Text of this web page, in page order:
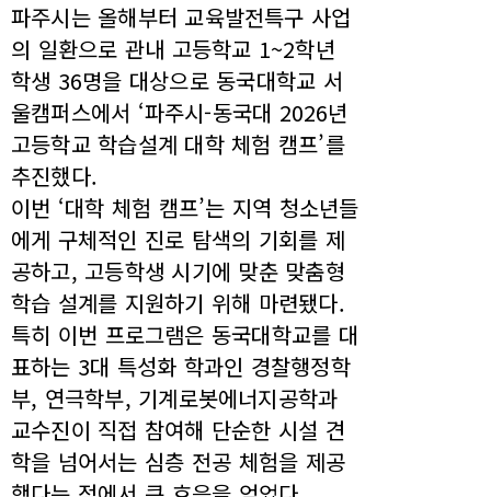
파주시는 올해부터 교육발전특구 사업
의 일환으로 관내 고등학교 1~2학년
학생 36명을 대상으로 동국대학교 서
울캠퍼스에서 ‘파주시-동국대 2026년
고등학교 학습설계 대학 체험 캠프’를
추진했다.
이번 ‘대학 체험 캠프’는 지역 청소년들
에게 구체적인 진로 탐색의 기회를 제
공하고, 고등학생 시기에 맞춘 맞춤형
학습 설계를 지원하기 위해 마련됐다.
특히 이번 프로그램은 동국대학교를 대
표하는 3대 특성화 학과인 경찰행정학
부, 연극학부, 기계로봇에너지공학과
교수진이 직접 참여해 단순한 시설 견
학을 넘어서는 심층 전공 체험을 제공